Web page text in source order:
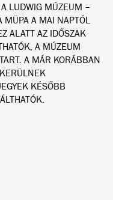
A LUDWIG MÚZEUM –
MÜPA A MAI NAPTÓL
ALATT AZ IDŐSZAK
A MÚZEUM
A MÁR KORÁBBAN
KÉSŐBB